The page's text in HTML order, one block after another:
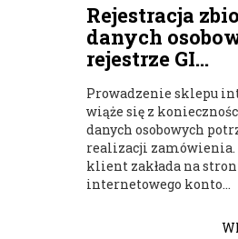
Rejestracja
danych
rejestrze GI...
Prowadzenie sklepu
wiąże się z
danych osobowych
realizacji zamówienia.
klient zakłada na
internetowego konto...